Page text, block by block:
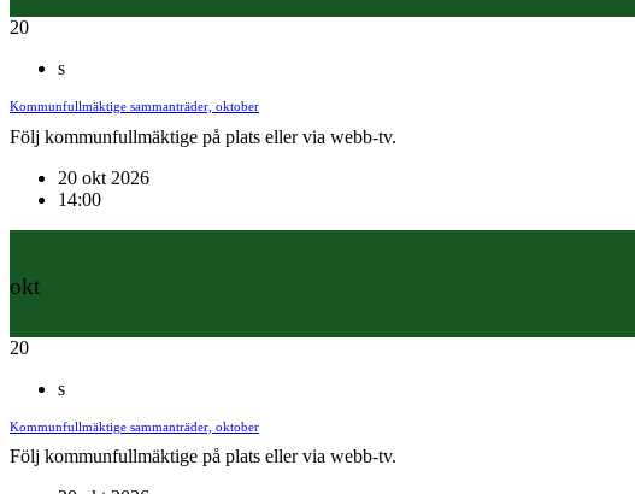
20
s
Kommunfullmäktige sammanträder, oktober
Följ kommunfullmäktige på plats eller via webb-tv.
20 okt 2026
14:00
okt
20
s
Kommunfullmäktige sammanträder, oktober
Följ kommunfullmäktige på plats eller via webb-tv.